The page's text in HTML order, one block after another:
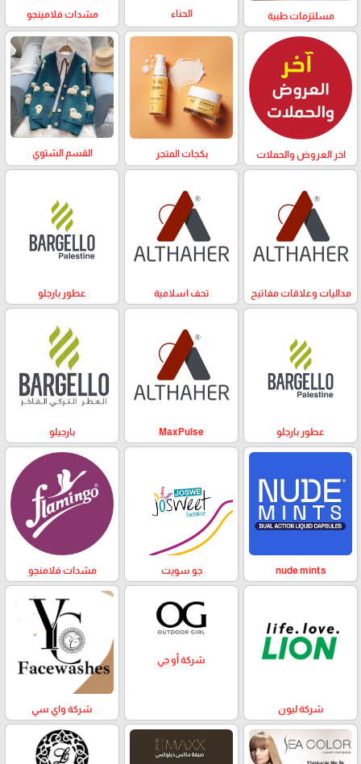
مسلتزمات طبية الحناء مشدات فلامينجو
اخر العروض والحملات بكجات المتجر القسم الشتوي
مداليات وعلاقات مفاتيح تحف اسلامية عطور بارجلو
عطور بارجلو MaxPulse بارجيلو
nude mints جو سويت مشدات فلامنجو
شركة ليون
شركة أو جي
شركة واي سي